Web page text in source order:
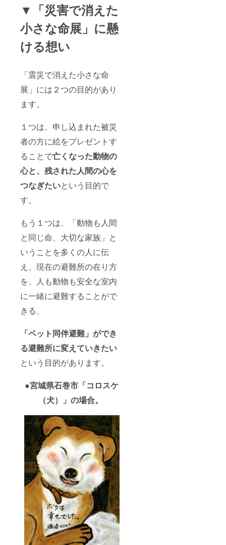
▼「災害で消えた
小さな命展」に懸
ける想い
「震災で消えた小さな命
展」には２つの目的があり
ます。
１つは、申し込まれた被災
者の方に絵をプレゼントす
ることで亡くなった動物の
心と、残された人間の心を
つなぎたいという目的で
す。
もう１つは、「動物も人間
と同じ命、大切な家族」と
いうことを多くの人に伝
え、現在の避難所の在り方
を、人も動物も安全な室内
に一緒に避難することがで
きる、
「ペット同伴避難」ができ
る避難所に変えていきたい
という目的があります。
●宮城県石巻市「コロスケ
（犬）」の場合。